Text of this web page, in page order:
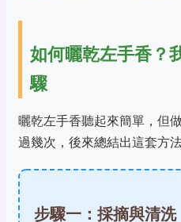
如何曬乾左手香？
驟
曬乾左手香聽起來簡單，但
過幾次，後來總結出這套方法
步驟一：採摘與清洗